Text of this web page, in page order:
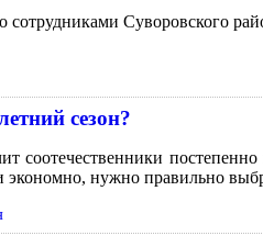
Суворовского
сезон?
соотечественники
нужно правильно